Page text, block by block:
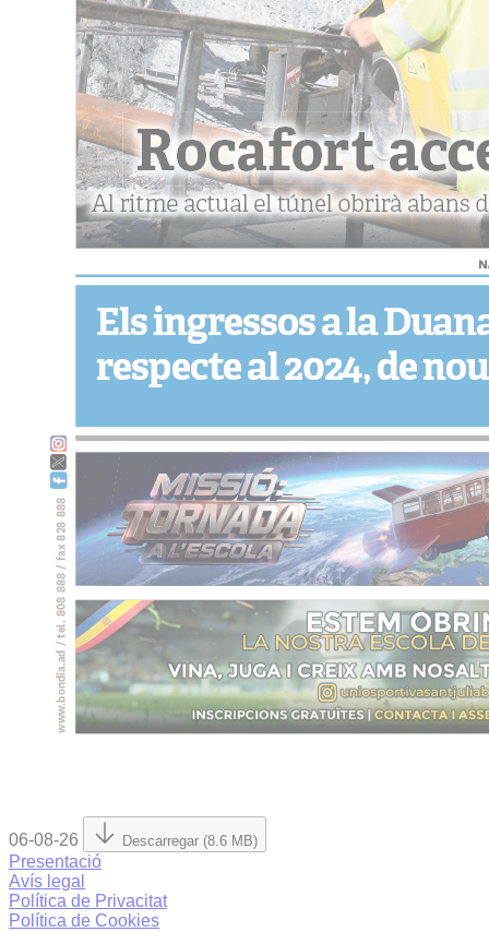
06-08-26 Descarregar (8.6 MB)
Presentació
Avís legal
Política de Privacitat
Política de Cookies